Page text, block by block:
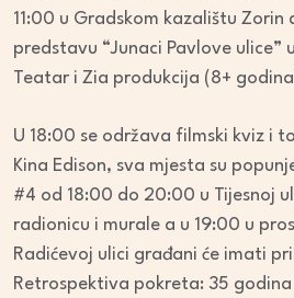
11:00 u Gradskom kazalištu Zorin
predstavu “Junaci Pavlove ulice”
Teatar i Zia produkcija (8+
U 18:00 se održava filmski kviz i
Kina Edison, sva mjesta su
#4 od 18:00 do 20:00 u Tijesnoj
radionicu i murale a u 19:00 u
Radićevoj ulici građani će imati
Retrospektiva pokreta: 35 godina